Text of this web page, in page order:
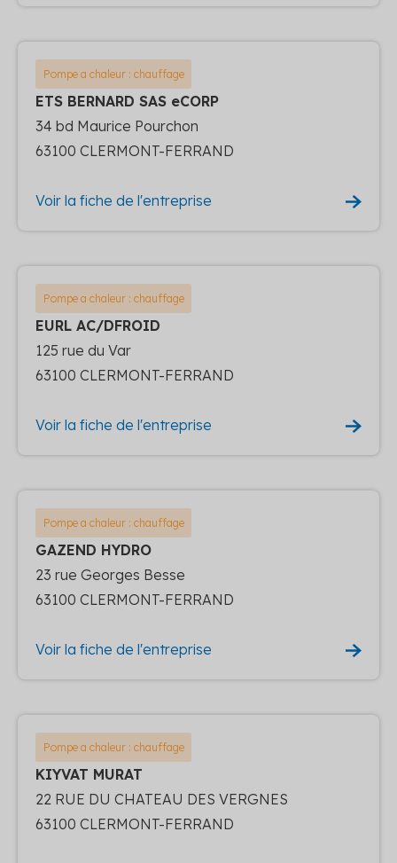
Pompe a chaleur : chauffage
ETS BERNARD SAS eCORP
34 bd Maurice Pourchon
63100 CLERMONT-FERRAND
Voir la fiche de l'entreprise
Pompe a chaleur : chauffage
EURL AC/DFROID
125 rue du Var
63100 CLERMONT-FERRAND
Voir la fiche de l'entreprise
Pompe a chaleur : chauffage
GAZEND HYDRO
23 rue Georges Besse
63100 CLERMONT-FERRAND
Voir la fiche de l'entreprise
Pompe a chaleur : chauffage
KIYVAT MURAT
22 RUE DU CHATEAU DES VERGNES
63100 CLERMONT-FERRAND